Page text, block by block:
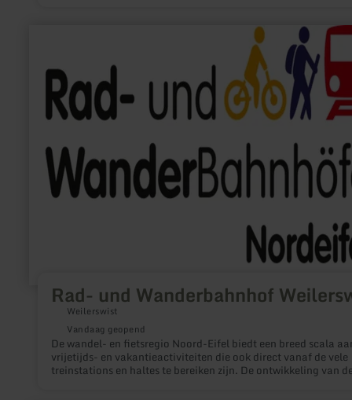
Rad- und Wanderbahnhof
Weilerswist
Vandaag geopend
De wandel- en fietsregio Noord-Eifel biedt een breed scala
vrijetijds- en vakantieactiviteiten die ook direct vanaf de vele
treinstations en haltes te bereiken zijn. De ontwikkeling van
Rad-
Wanderbahnhof
Weilerswist